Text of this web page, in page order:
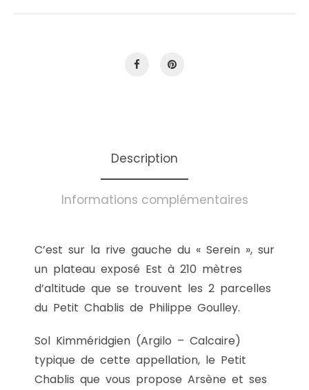
Description
Informations complémentaires
C’est sur la rive gauche du « Serein », sur
un plateau exposé Est à 210 mètres
d’altitude que se trouvent les 2 parcelles
du Petit Chablis de Philippe Goulley.
Sol Kimméridgien (Argilo – Calcaire)
typique de cette appellation, le Petit
Chablis que vous propose Arsène et ses